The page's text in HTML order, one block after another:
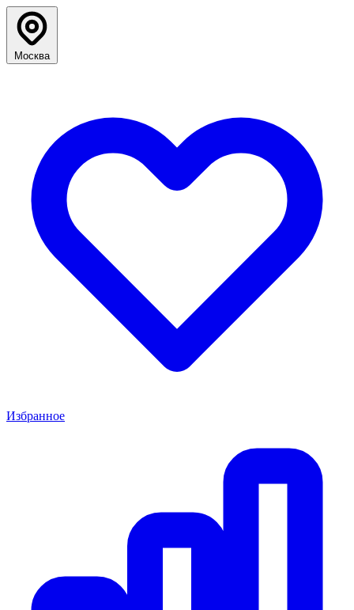
Москва
Избранное